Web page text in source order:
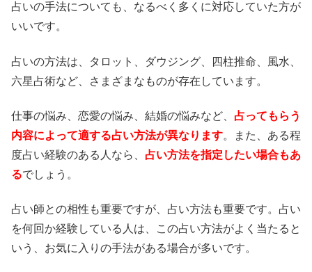
占いの手法についても、なるべく多くに対応していた方が
いいです。
占いの方法は、タロット、ダウジング、四柱推命、風水、
六星占術など、さまざまなものが存在しています。
仕事の悩み、恋愛の悩み、結婚の悩みなど、 占ってもらう
内容によって適する占い方法が異なります。また、ある程
度占い経験のある人なら、 占い方法を指定したい場合もあ
るでしょう。
占い師との相性も重要ですが、占い方法も重要です。占い
を何回か経験している人は、この占い方法がよく当たると
いう、お気に入りの手法がある場合が多いです。